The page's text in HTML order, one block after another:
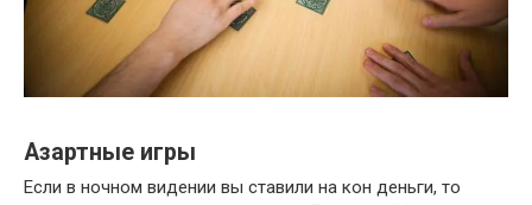
Азартные игры
Если в ночном видении вы ставили на кон деньги, то